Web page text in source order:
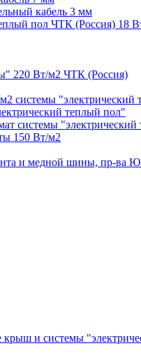
кабель 3 мм
пол ЧТК (Россия) 18
220 Вт/м2 ЧТК (Россия)
системы "электрический
теплый пол"
системы
150 Вт/м2
и медной шины, пр-ва
крыш и системы